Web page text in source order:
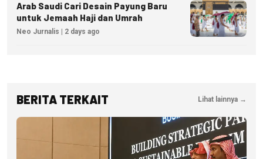
Arab Saudi Cari Desain Payung Baru
untuk Jemaah Haji dan Umrah
Neo Jurnalis | 2 days ago
BERITA TERKAIT Lihat lainnya →